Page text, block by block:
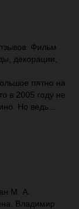
Фильм
декорации,
пятно на
в 2005 году не
Но ведь...
М. А.
Владимир